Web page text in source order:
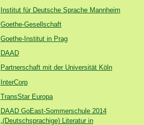
Institut für Deutsche Sprache Mannheim
Goethe-Gesellschaft
Goethe-Institut in Prag
DAAD
Partnerschaft mit der Universität Köln
InterCorp
TransStar Europa
DAAD GoEast-Sommerschule 2014
„(Deutschsprachige) Literatur in